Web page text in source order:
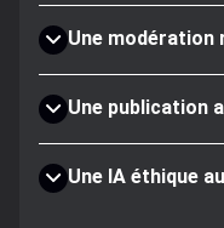
Une
Une publication
Une IA éthique